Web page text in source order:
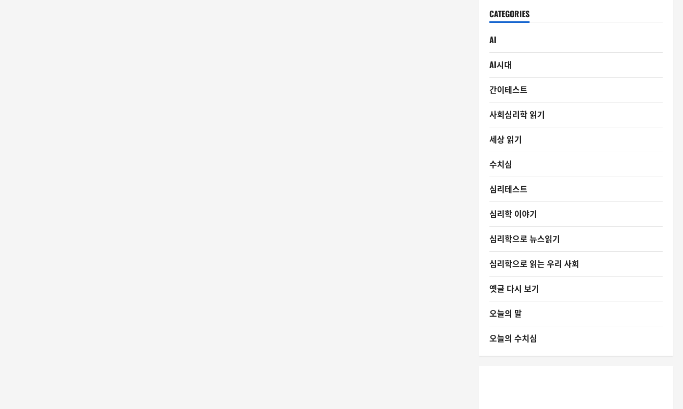
CATEGORIES
AI
AI시대
간이테스트
사회심리학 읽기
세상 읽기
수치심
심리테스트
심리학 이야기
심리학으로 뉴스읽기
심리학으로 읽는 우리 사회
옛글 다시 보기
오늘의 말
오늘의 수치심